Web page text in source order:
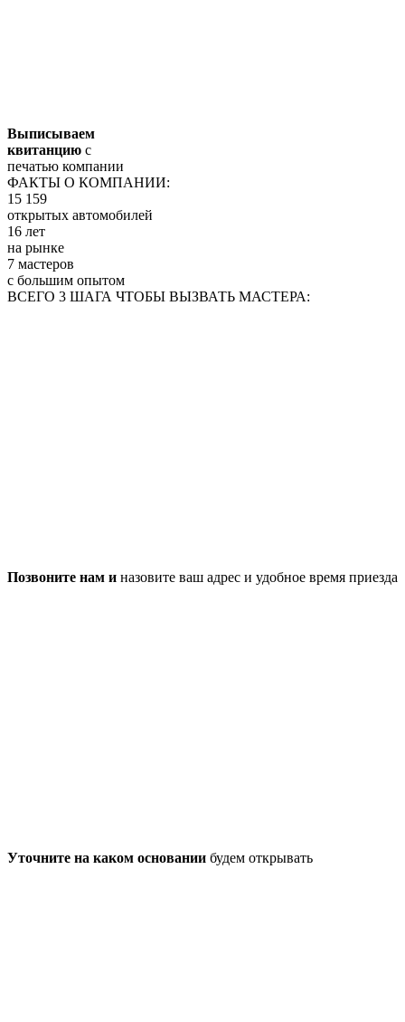
Выписываем
квитанцию с
печатью компании
ФАКТЫ О КОМПАНИИ:
15 159
открытых автомобилей
16 лет
на рынке
7 мастеров
с большим опытом
ВСЕГО 3 ШАГА ЧТОБЫ ВЫЗВАТЬ МАСТЕРА:
Позвоните нам и назовите ваш адрес и удобное время приезда
Уточните на каком основании будем открывать